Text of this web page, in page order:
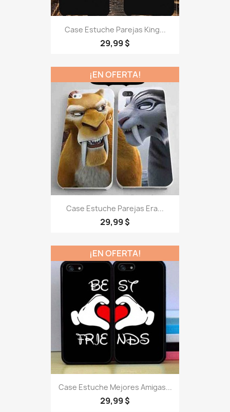
Case Estuche Parejas King...
29,99 $
Case Estuche Parejas Era...
29,99 $
¡EN OFERTA!
Case Estuche Mejores Amigas...
29,99 $
¡EN OFERTA!